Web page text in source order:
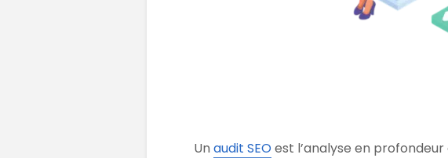
Un audit SEOest l’analyse en